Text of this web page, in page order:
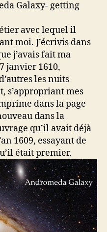
avec lequel il
moi. J’écrivis dans
j’avais fait ma
janvier 1610,
les nuits
s’appropriant mes
dans la page
dans la
qu’il avait déjà
1609, essayant de
était premier.